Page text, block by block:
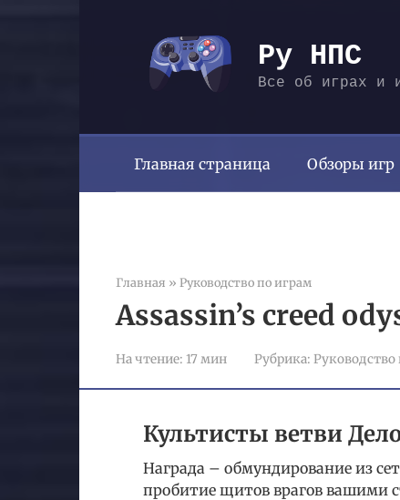
Ру НПС
Все об играх и
Главная страница Обзоры игр
Главная » Руководство по играм
Assassin’s creed
На чтение: 17 мин Рубрика: Руководство
Культисты ветви
Награда – обмундирование из
пробитие щитов врагов вашими